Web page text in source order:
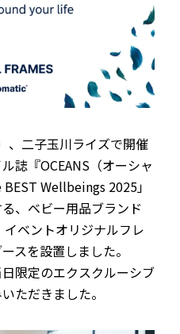
、二子玉川ライズで開催
誌『OCEANS（オーシャ
Wellbeings 2025」
、ベビー用品ブランド
ベントオリジナルフレ
スを設置しました。
限定のエクスクルーシブ
ただきました。